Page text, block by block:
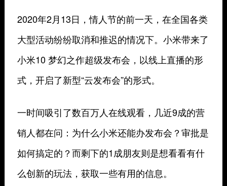
2020年2月13日，情人节的前一天，在全国各类
大型活动纷纷取消和推迟的情况下。小米带来了
小米10 梦幻之作超级发布会，以线上直播的形
式，开启了新型“云发布会”的形式。
一时间吸引了数百万人在线观看，几近9成的营
销人都在问：为什么小米还能办发布会？审批是
如何搞定的？而剩下的1成朋友则是想看看有什
么创新的玩法，获取一些有用的信息。